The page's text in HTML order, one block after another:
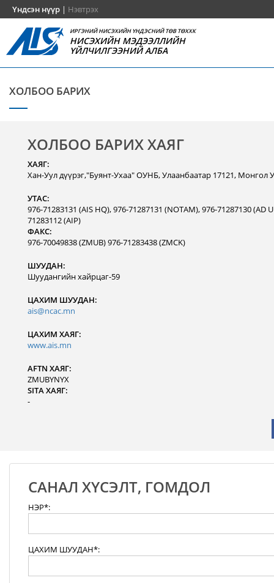
Үндсэн нүүр | Нэвтрэх
ИРГЭНИЙ НИСЭХИЙН ҮНДЭСНИЙ ТӨВ ТӨХХК
НИСЭХИЙН МЭДЭЭЛЛИЙН
ҮЙЛЧИЛГЭЭНИЙ АЛБА
ХОЛБОО БАРИХ
ХОЛБОО БАРИХ ХАЯГ
ХАЯГ:
Хан-Уул дүүрэг,"Буянт-Ухаа" ОУНБ, Улаанбаатар 17121, Монгол
УТАС:
976-71283131 (AIS HQ), 976-71287131 (NOTAM), 976-71287130 (AD
71283112 (AIP)
ФАКС:
976-70049838 (ZMUB) 976-71283438 (ZMCK)
ШУУДАН:
Шуудангийн хайрцаг-59
ЦАХИМ ШУУДАН:
ais@ncac.mn
ЦАХИМ ХАЯГ:
www.ais.mn
AFTN ХАЯГ:
ZMUBYNYX
SITA ХАЯГ:
-
САНАЛ ХҮСЭЛТ, ГОМДОЛ
НЭР*:
ЦАХИМ ШУУДАН*: